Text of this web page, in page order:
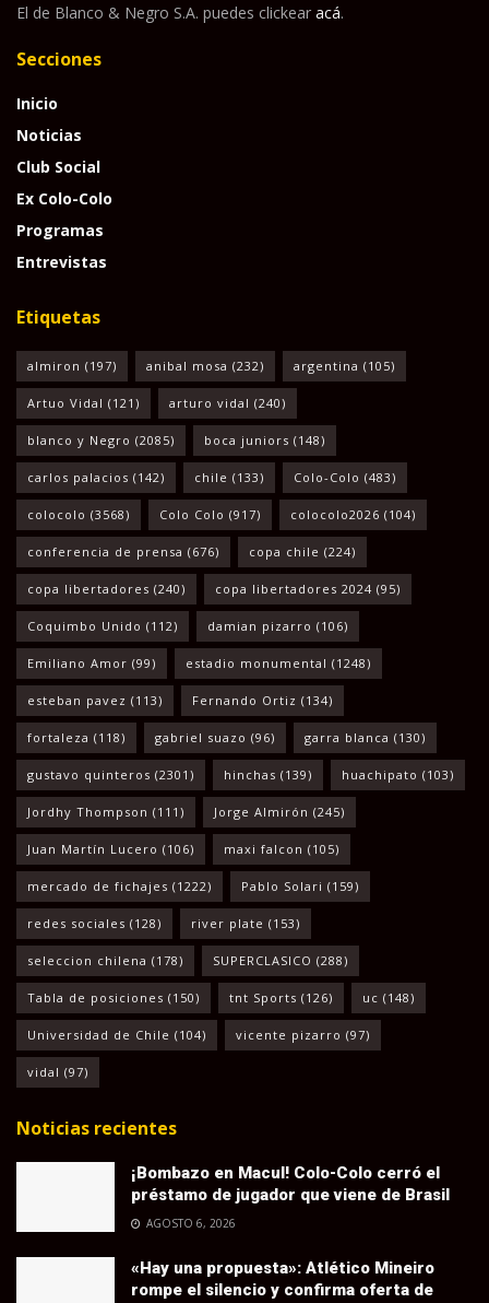
El de Blanco & Negro S.A. puedes clickear acá.
Secciones
Inicio
Noticias
Club Social
Ex Colo-Colo
Programas
Entrevistas
Etiquetas
almiron (197) anibal mosa (232) argentina (105)
Artuo Vidal (121) arturo vidal (240)
blanco y Negro (2085) boca juniors (148)
carlos palacios (142) chile (133) Colo-Colo (483)
colocolo (3568) Colo Colo (917) colocolo2026 (104)
conferencia de prensa (676) copa chile (224)
copa libertadores (240) copa libertadores 2024 (95)
Coquimbo Unido (112) damian pizarro (106)
Emiliano Amor (99) estadio monumental (1248)
esteban pavez (113) Fernando Ortiz (134)
fortaleza (118) gabriel suazo (96) garra blanca (130)
gustavo quinteros (2301) hinchas (139) huachipato (103)
Jordhy Thompson (111) Jorge Almirón (245)
Juan Martín Lucero (106) maxi falcon (105)
mercado de fichajes (1222) Pablo Solari (159)
redes sociales (128) river plate (153)
seleccion chilena (178) SUPERCLASICO (288)
Tabla de posiciones (150) tnt Sports (126) uc (148)
Universidad de Chile (104) vicente pizarro (97)
vidal (97)
Noticias recientes
¡Bombazo en Macul! Colo-Colo cerró el
préstamo de jugador que viene de Brasil
AGOSTO 6, 2026
«Hay una propuesta»: Atlético Mineiro
rompe el silencio y confirma oferta de